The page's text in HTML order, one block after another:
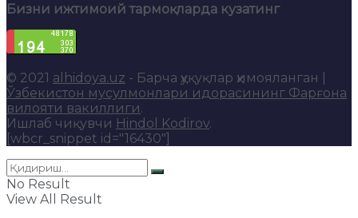
Бизни ижтимоий тармоқларда кузатинг
© 2021 alhidoya.uz - Барча ҳуқуқлар ҳимояланган |
Ўзбекистон мусулмонлари идорасининг Фарғона
вилояти вакиллиги.
Ишлаб чиқувчи Hindol Kodirov.
[wbcr_snippet id="16430"]
No Result
View All Result